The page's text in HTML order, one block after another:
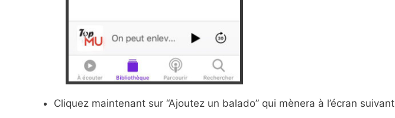
Cliquez maintenant sur “Ajoutez un balado” qui mènera à l’écran suivant